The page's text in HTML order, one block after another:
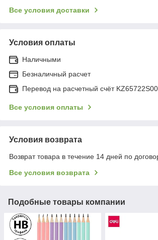
Все условия доставки
Условия оплаты
Наличными
Безналичный расчет
Перевод на расчетный счёт
Все условия оплаты
Условия возврата
Возврат товара в течение 14 дней по
Все условия возврата
Подобные товары компании